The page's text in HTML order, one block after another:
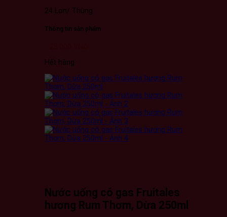
24 Lon/ Thùng
Thông tin sản phẩm
Hết hàng
Nước uống có gas Fruitales
hương Rum Thơm, Dừa 250ml